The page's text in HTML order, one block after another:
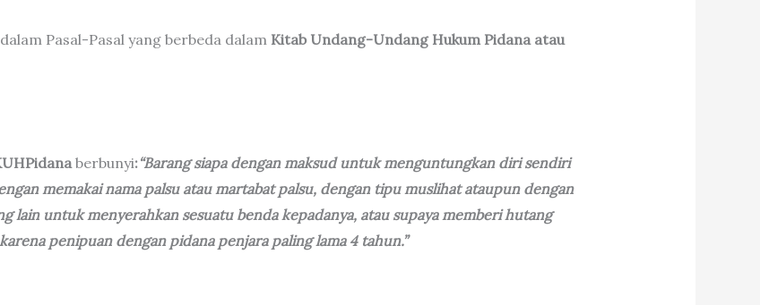
Pasal-Pasal yang berbeda dalam Kitab Undang-Undang Hukum Pidana atau
berbunyi:“Barang siapa dengan maksud untuk menguntungkan diri sendiri
memakai nama palsu atau martabat palsu, dengan tipu muslihat ataupun dengan
lain untuk menyerahkan sesuatu benda kepadanya, atau supaya memberi hutang
penipuan dengan pidana penjara paling lama 4 tahun.”